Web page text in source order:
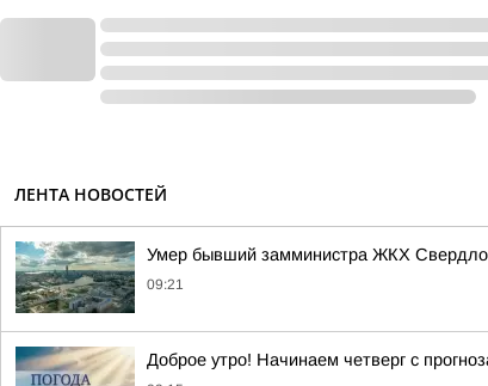
ЛЕНТА НОВОСТЕЙ
Умер бывший замминистра ЖКХ
09:21
Доброе утро! Начинаем четверг с